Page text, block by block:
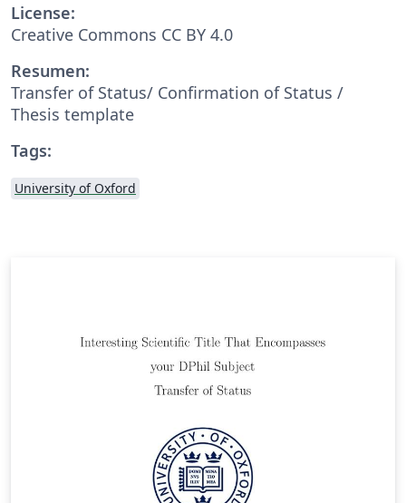
License:
Creative Commons CC BY 4.0
Resumen:
Transfer of Status/ Confirmation of Status /
Thesis template
Tags:
University of Oxford